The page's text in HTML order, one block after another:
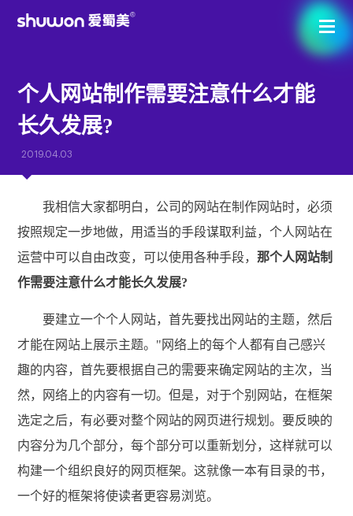
个人网站制作需要注意什么才能
长久发展?
2019.04.03
我相信大家都明白，公司的网站在制作网站时，必须
按照规定一步地做，用适当的手段谋取利益，个人网站在
运营中可以自由改变，可以使用各种手段， 那个人网站制
作需要注意什么才能长久发展?
要建立一个个人网站，首先要找出网站的主题，然后
才能在网站上展示主题。"网络上的每个人都有自己感兴
趣的内容，首先要根据自己的需要来确定网站的主次，当
然，网络上的内容有一切。但是，对于个别网站，在框架
选定之后，有必要对整个网站的网页进行规划。要反映的
内容分为几个部分，每个部分可以重新划分，这样就可以
构建一个组织良好的网页框架。这就像一本有目录的书，
一个好的框架将使读者更容易浏览。